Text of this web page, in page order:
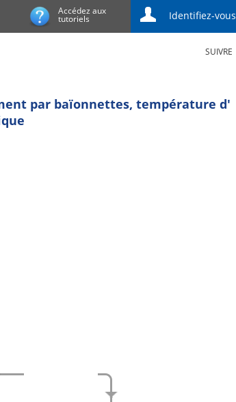
Accédez aux
tutoriels Identifiez-vous
SUIVRE
par baïonnettes, température d'